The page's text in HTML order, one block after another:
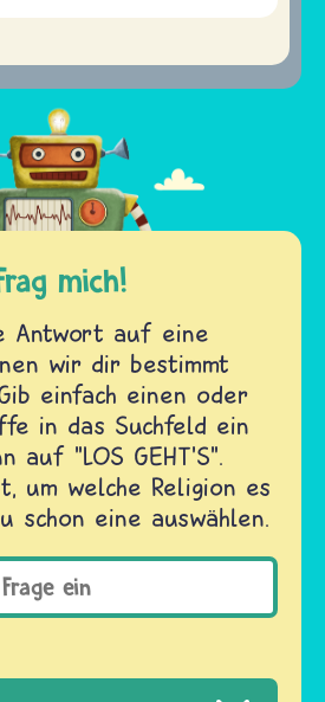
mich!
Antwort auf eine
wir dir bestimmt
einfach einen oder
in das Suchfeld ein
auf "LOS GEHT'S".
um welche Religion es
schon eine auswählen.